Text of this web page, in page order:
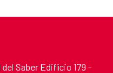
Saber Edificio 179 -